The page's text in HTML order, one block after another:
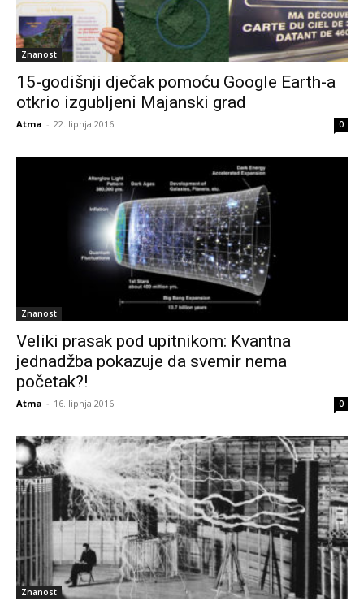
Znanost
15-godišnji dječak pomoću Google Earth-a
otkrio izgubljeni Majanski grad
Atma - 22. lipnja 2016. 0
Znanost
Veliki prasak pod upitnikom: Kvantna
jednadžba pokazuje da svemir nema
početak?!
Atma - 16. lipnja 2016. 0
Znanost